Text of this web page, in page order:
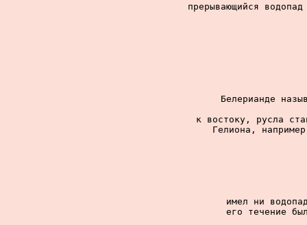
прерывающийся
Белерианде
к востоку, русла
Гелиона,
имел ни
его течение